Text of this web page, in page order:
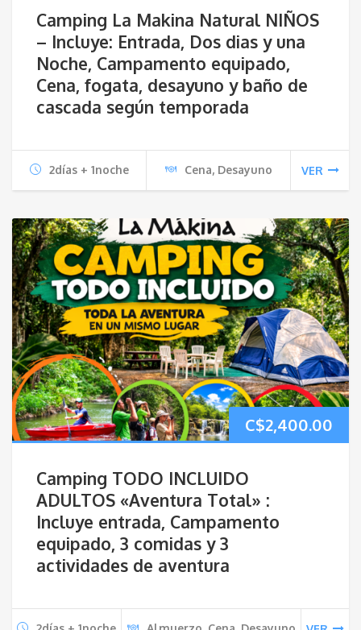
Camping La Makina Natural NIÑOS
– Incluye: Entrada, Dos dias y una
Noche, Campamento equipado,
Cena, fogata, desayuno y baño de
cascada según temporada
2días + 1noche Cena, Desayuno VER
C$2,400.00
Camping TODO INCLUIDO
ADULTOS «Aventura Total» :
Incluye entrada, Campamento
equipado, 3 comidas y 3
actividades de aventura